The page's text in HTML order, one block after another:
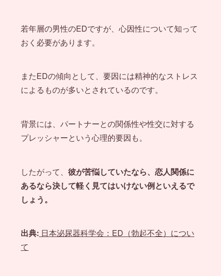
若年層の男性のEDですが、心因性について知って
おく必要があります。
またEDの傾向として、要因には精神的なストレス
によるものが多いとされているのです。
背景には、パートナーとの関係性や性交に対する
プレッシャーという心理的要因も。
したがって、 彼が苦悩していたなら、恋人関係に
あるなら決して軽く見てはいけない例といえるで
しょう。
出典: 日本泌尿器科学会：ED（勃起不全）につい
て